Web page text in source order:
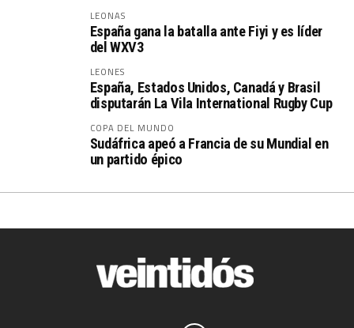
LEONAS
España gana la batalla ante Fiyi y es líder
del WXV3
LEONES
España, Estados Unidos, Canadá y Brasil
disputarán La Vila International Rugby Cup
COPA DEL MUNDO
Sudáfrica apeó a Francia de su Mundial en
un partido épico